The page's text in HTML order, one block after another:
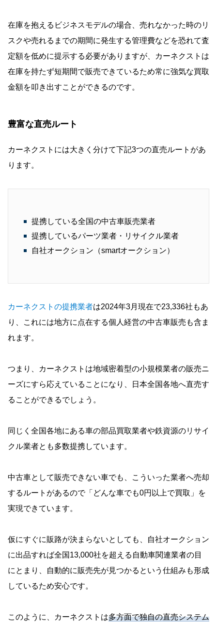
在庫を抱えるビジネスモデルの場合、売れなかった時のリ
スクや売れるまでの期間に発生する管理費などを恐れて査
定額を低めに提示する必要がありますが、カーネクストは
在庫を持たず短期間で販売できているため常に強気な買取
金額を叩き出すことができるのです。
豊富な直売ルート
カーネクストには大きく分けて下記3つの直売ルートがあ
ります。
提携している全国の中古車販売業者
提携しているパーツ業者・リサイクル業者
自社オークション（smartオークション）
カーネクストの提携業者は2024年3月現在で23,336社もあ
り、これには地方に点在する個人経営の中古車販売も含ま
れます。
つまり、カーネクストは地域密着型の小規模業者の販売ニ
ーズにすら応えていることになり、日本全国各地へ直売す
ることができるでしょう。
同じく全国各地にある車の部品買取業者や鉄資源のリサイ
クル業者とも多数提携しています。
中古車として販売できない車でも、こういった業者へ売却
するルートがあるので「どんな車でも0円以上で買取」を
実現できています。
仮にすぐに販路が決まらないとしても、自社オークション
に出品すれば全国13,000社を超える自動車関連業者の目
にとまり、自動的に販売先が見つかるという仕組みも形成
しているため安心です。
このように、カーネクストは多方面で独自の直売システム